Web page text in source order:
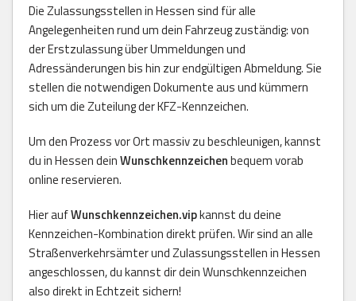
Die Zulassungsstellen in Hessen sind für alle
Angelegenheiten rund um dein Fahrzeug zuständig: von
der Erstzulassung über Ummeldungen und
Adressänderungen bis hin zur endgültigen Abmeldung. Sie
stellen die notwendigen Dokumente aus und kümmern
sich um die Zuteilung der KFZ-Kennzeichen.
Um den Prozess vor Ort massiv zu beschleunigen, kannst
du in Hessen deinWunschkennzeichenbequem vorab
online reservieren.
Hier aufWunschkennzeichen.vipkannst du deine
Kennzeichen-Kombination direkt prüfen. Wir sind an alle
Straßenverkehrsämter und Zulassungsstellen in Hessen
angeschlossen, du kannst dir dein Wunschkennzeichen
also direkt in Echtzeit sichern!